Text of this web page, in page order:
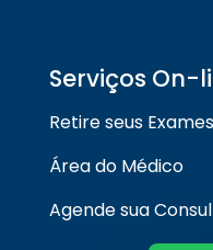
Serviços On-
Retire seus Exames
Área do Médico
Agende sua